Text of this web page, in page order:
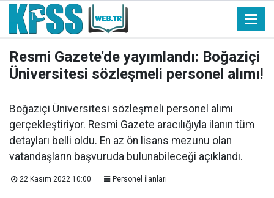
Resmi Gazete'de yayımlandı: Boğaziçi
Üniversitesi sözleşmeli personel alımı!
Boğaziçi Üniversitesi sözleşmeli personel alımı
gerçekleştiriyor. Resmi Gazete aracılığıyla ilanın tüm
detayları belli oldu. En az ön lisans mezunu olan
vatandaşların başvuruda bulunabileceği açıklandı.
22 Kasım 2022 10:00 Personel İlanları